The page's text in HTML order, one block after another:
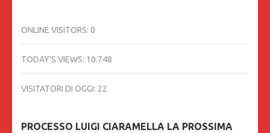
ONLINE VISITORS: 0
TODAY'S VIEWS: 10.748
VISITATORI DI OGGI: 22
PROCESSO LUIGI CIARAMELLA LA PROSSIMA